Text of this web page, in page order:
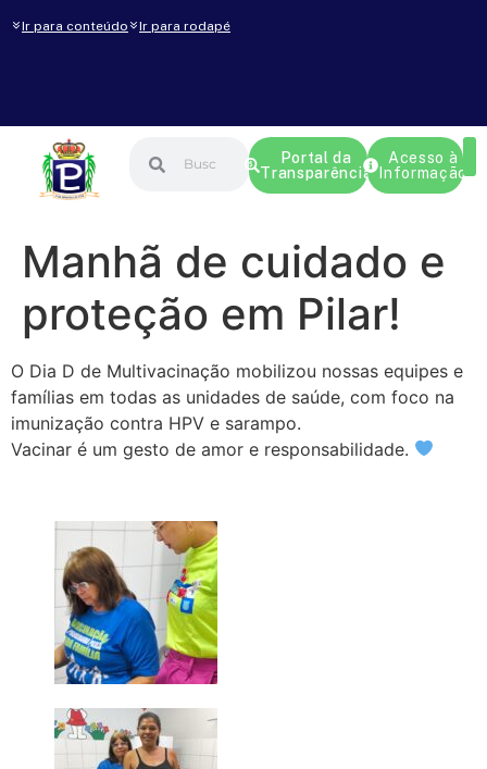
Ir para conteúdo Ir para rodapé
Portal da
Transparência
Acesso à
Informação
Manhã de cuidado e
proteção em Pilar!
O Dia D de Multivacinação mobilizou nossas equipes e
famílias em todas as unidades de saúde, com foco na
imunização contra HPV e sarampo.
Vacinar é um gesto de amor e responsabilidade.